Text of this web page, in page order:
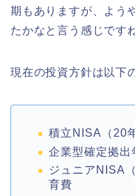
期もありますが、よう
たかなと言う感じです
現在の投資方針は以下
積立NISA（20
企業型確定拠
ジュニアNISA
育費